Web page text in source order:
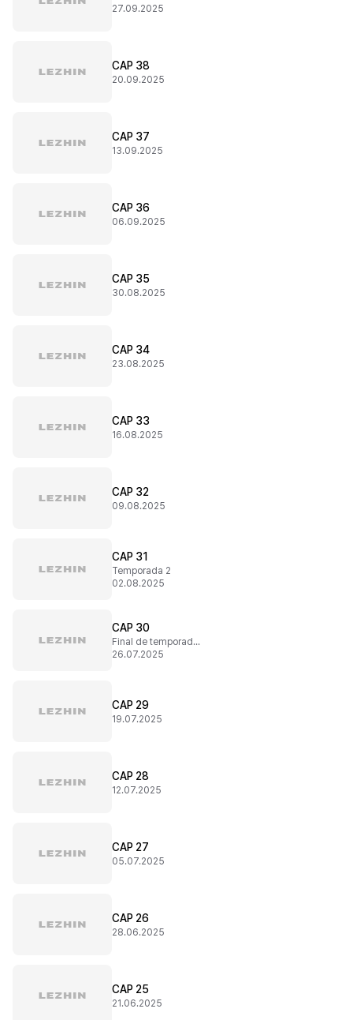
27.09.2025
CAP 38
20.09.2025
CAP 37
13.09.2025
CAP 36
06.09.2025
CAP 35
30.08.2025
CAP 34
23.08.2025
CAP 33
16.08.2025
CAP 32
09.08.2025
CAP 31
Temporada 2
02.08.2025
CAP 30
Final de temporada 1
26.07.2025
CAP 29
19.07.2025
CAP 28
12.07.2025
CAP 27
05.07.2025
CAP 26
28.06.2025
CAP 25
21.06.2025